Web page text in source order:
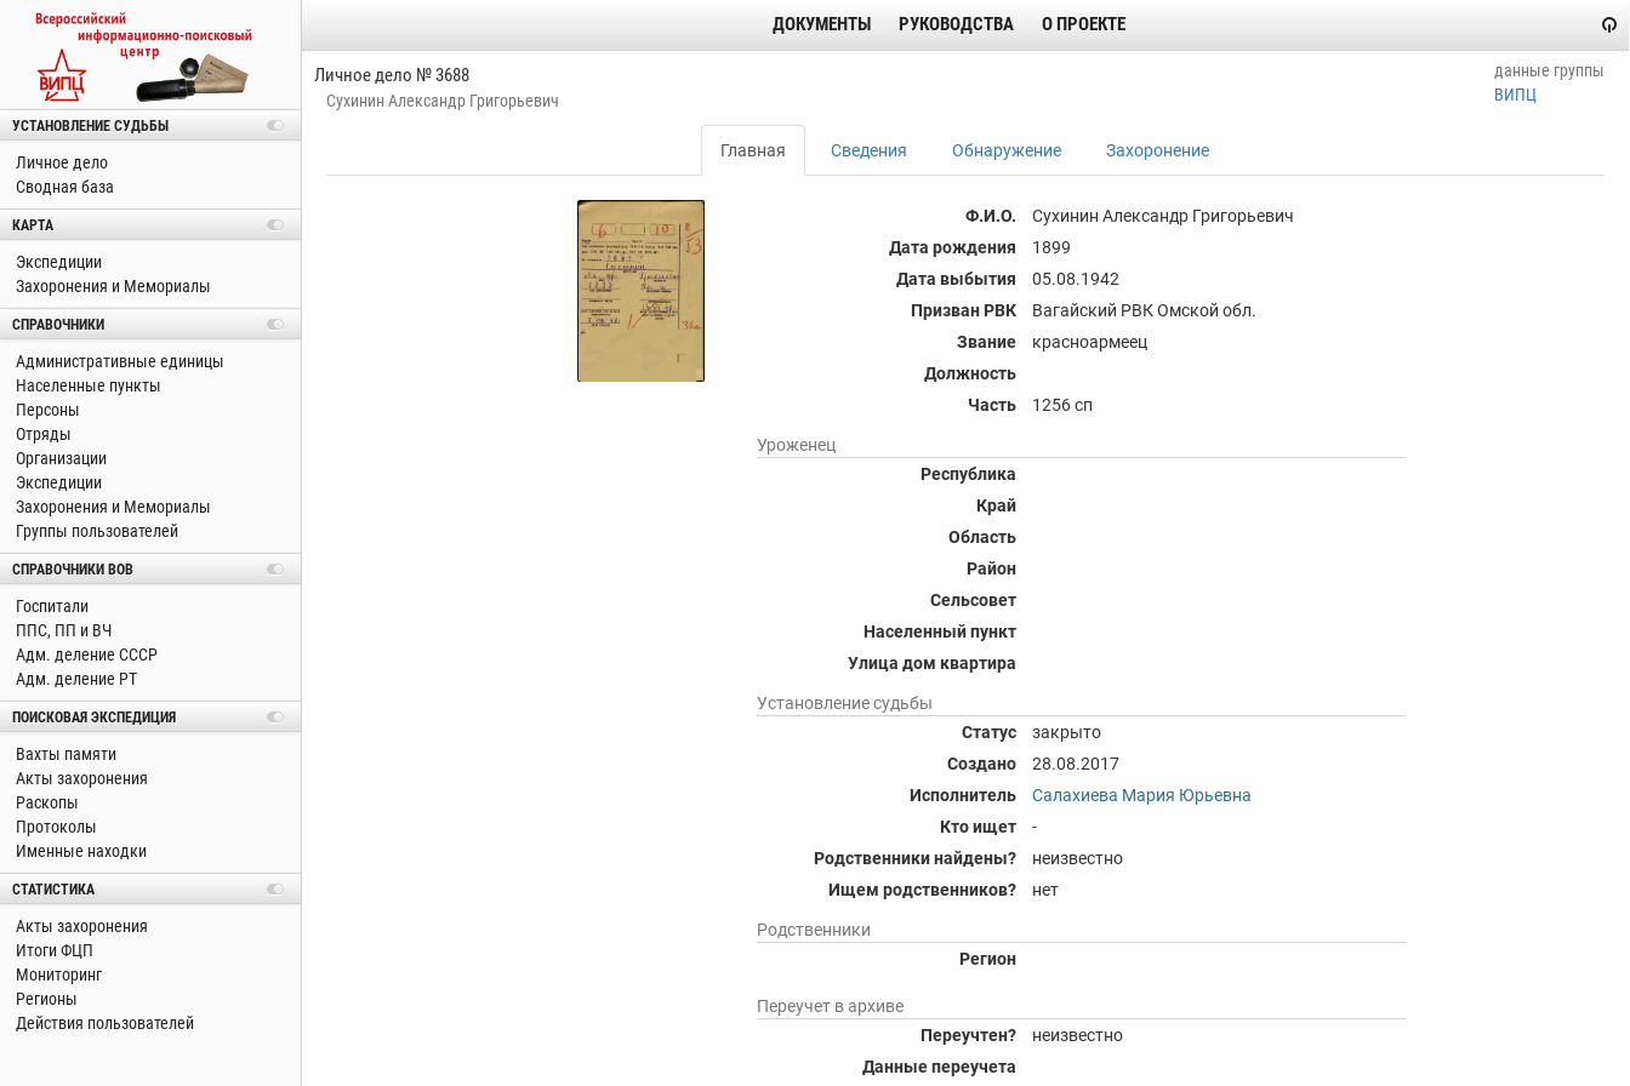
УСТАНОВЛЕНИЕ СУДЬБЫ
Личное дело
Сводная база
КАРТА
Экспедиции
Захоронения и Мемориалы
СПРАВОЧНИКИ
Административные единицы
Населенные пункты
Персоны
Отряды
Организации
Экспедиции
Захоронения и Мемориалы
Группы пользователей
СПРАВОЧНИКИ ВОВ
Госпитали
ППС, ПП и ВЧ
Адм. деление СССР
Адм. деление РТ
ПОИСКОВАЯ ЭКСПЕДИЦИЯ
Вахты памяти
Акты захоронения
Раскопы
Протоколы
Именные находки
СТАТИСТИКА
Акты захоронения
Итоги ФЦП
Мониторинг
Регионы
Действия пользователей
ДОКУМЕНТЫ РУКОВОДСТВА О ПРОЕКТЕ
Личное дело № 3688
Сухинин Александр Григорьевич
данные группы
ВИПЦ
Главная Сведения Обнаружение Захоронение
Ф.И.О.
Сухинин Александр Григорьевич
Дата рождения
1899
Дата выбытия
05.08.1942
Призван РВК
Вагайский РВК Омской обл.
Звание
красноармеец
Должность
Часть
1256 сп
Уроженец
Республика
Край
Область
Район
Сельсовет
Населенный пункт
Улица дом квартира
Установление судьбы
Статус
закрыто
Создано
28.08.2017
Исполнитель
Салахиева Мария Юрьевна
Кто ищет
-
Родственники найдены?
неизвестно
Ищем родственников?
нет
Родственники
Регион
Переучет в архиве
Переучтен?
неизвестно
Данные переучета